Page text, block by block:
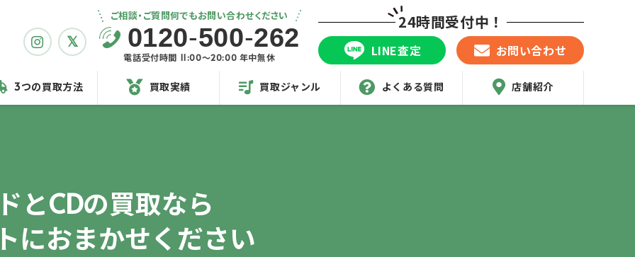
3つの買取方法 買取実績 買取ジャンル よくある質問 店舗紹介
ご相談・ご質問何でもお問い合わせください
0120-500-262
電話受付時間 11:00〜20:00 年中無休
24時間受付中！
LINE査定 お問い合わせ
とCDの買取なら
におまかせください